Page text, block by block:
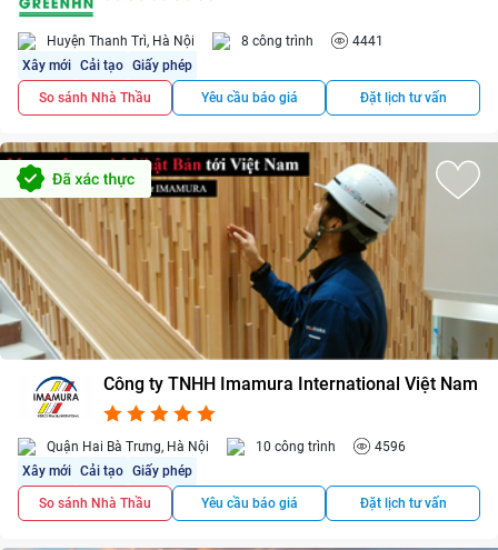
Huyện Thanh Trì, Hà Nội 8 công trình
4441
Xây mới Cải tạo Giấy phép
So sánh Nhà Thầu Yêu cầu báo giá Đặt lịch tư vấn
Công ty TNHH Imamura International Việt Nam
Quận Hai Bà Trưng, Hà Nội 10 công trình
4596
Xây mới Cải tạo Giấy phép
So sánh Nhà Thầu Yêu cầu báo giá Đặt lịch tư vấn